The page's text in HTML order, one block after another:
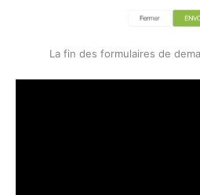
La fin des formulaires de